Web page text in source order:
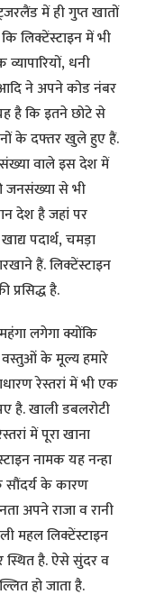
में ही गुप्त खातों
लिक्टेंस्टाइन में भी
धनी
आदि ने अपने कोड नंबर
है कि इतने छोटे से
के दफ्तर खुले हुए हैं.
वाले इस देश में
जनसंख्या से भी
देश है जहां पर
पदार्थ, चमड़ा
हैं. लिक्टेंस्टाइन
है.
लगेगा क्योंकि
वस्तुओं के मूल्य हमारे
रेस्तरां में भी एक
खाली डबलरोटी
में पूरा खाना
नामक यह नन्हा
सौंदर्य के कारण
अपने राजा व रानी
महल लिक्टेंस्टाइन
स्थित है. ऐसे सुंदर व
हो जाता है.